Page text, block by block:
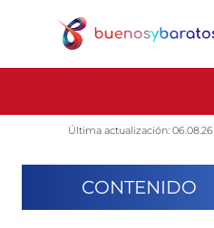
Última actualización: 06.08.26
CONTENIDO